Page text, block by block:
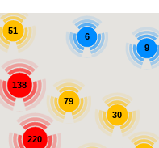
220
138
51
6
79
30
9